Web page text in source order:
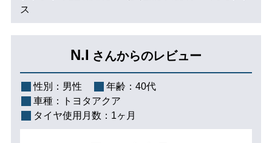
ス
N.I さんからのレビュー
性別： 男性 年齢： 40代
車種：
トヨタアクア
タイヤ使用月数： 1ヶ月